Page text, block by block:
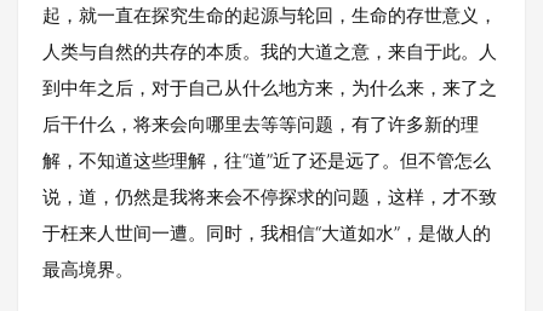
起，就一直在探究生命的起源与轮回，生命的存世意义，
人类与自然的共存的本质。我的大道之意，来自于此。人
到中年之后，对于自己从什么地方来，为什么来，来了之
后干什么，将来会向哪里去等等问题，有了许多新的理
解，不知道这些理解，往“道”近了还是远了。但不管怎么
说，道，仍然是我将来会不停探求的问题，这样，才不致
于枉来人世间一遭。同时，我相信“大道如水”，是做人的
最高境界。